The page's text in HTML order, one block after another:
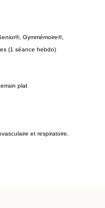
Gymmémoire®,
(1 séance hebdo)
plat
et respiratoire.